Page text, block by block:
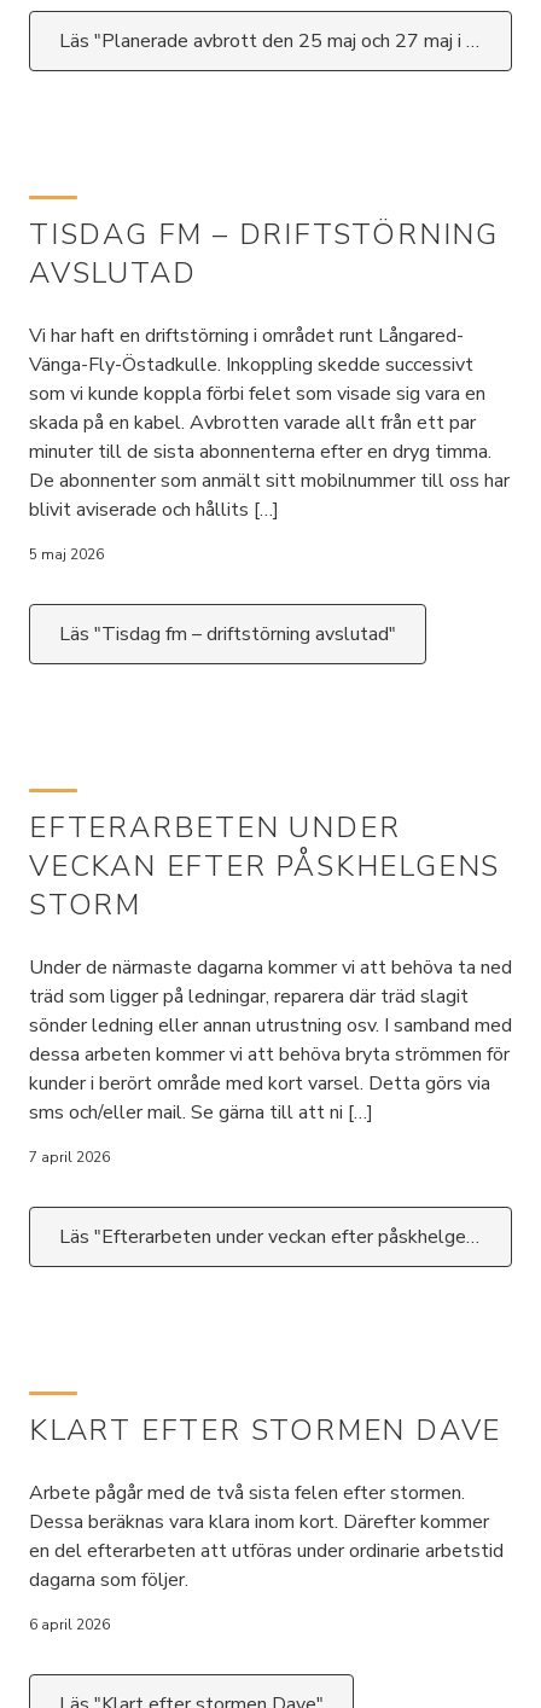
Läs "Planerade avbrott den 25 maj och 27 maj i Östad"
TISDAG FM – DRIFTSTÖRNING
AVSLUTAD
Vi har haft en driftstörning i området runt Långared-
Vänga-Fly-Östadkulle. Inkoppling skedde successivt
som vi kunde koppla förbi felet som visade sig vara en
skada på en kabel. Avbrotten varade allt från ett par
minuter till de sista abonnenterna efter en dryg timma.
De abonnenter som anmält sitt mobilnummer till oss har
blivit aviserade och hållits […]
5 maj 2026
Läs "Tisdag fm – driftstörning avslutad"
EFTERARBETEN UNDER
VECKAN EFTER PÅSKHELGENS
STORM
Under de närmaste dagarna kommer vi att behöva ta ned
träd som ligger på ledningar, reparera där träd slagit
sönder ledning eller annan utrustning osv. I samband med
dessa arbeten kommer vi att behöva bryta strömmen för
kunder i berört område med kort varsel. Detta görs via
sms och/eller mail. Se gärna till att ni […]
7 april 2026
Läs "Efterarbeten under veckan efter påskhelgens storm"
KLART EFTER STORMEN DAVE
Arbete pågår med de två sista felen efter stormen.
Dessa beräknas vara klara inom kort. Därefter kommer
en del efterarbeten att utföras under ordinarie arbetstid
dagarna som följer.
6 april 2026